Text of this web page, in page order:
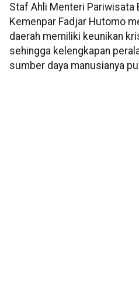
Staf Ahli Menteri Pariwisata
Kemenpar Fadjar Hutomo
daerah memiliki keunikan
sehingga kelengkapan
sumber daya manusianya